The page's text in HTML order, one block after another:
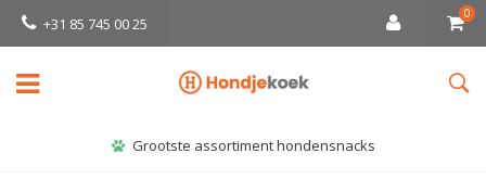
+31 85 745 00 25
0
Grootste assortiment hondensnacks